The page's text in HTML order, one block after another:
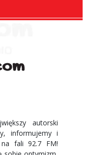
autorski
informujemy i
fali 92.7 FM!